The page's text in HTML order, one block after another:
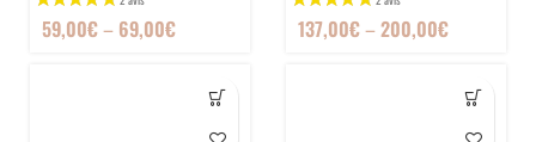
59,00€– 69,00€ 137,00€–200,00€